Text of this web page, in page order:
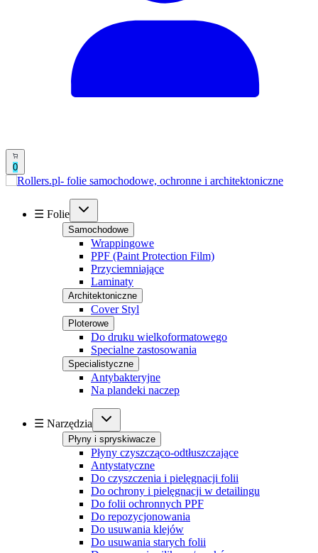
0
☰ Folie
Samochodowe
Wrappingowe
PPF (Paint Protection Film)
Przyciemniające
Laminaty
Architektoniczne
Cover Styl
Ploterowe
Do druku wielkoformatowego
Specialne zastosowania
Specialistyczne
Antybakteryjne
Na plandeki naczep
☰ Narzędzia
Płyny i spryskiwacze
Płyny czyszcząco-odtłuszczające
Antystatyczne
Do czyszczenia i pielęgnacji folii
Do ochrony i pielęgnacji w detailingu
Do folii ochronnych PPF
Do repozycjonowania
Do usuwania klejów
Do usuwania starych folii